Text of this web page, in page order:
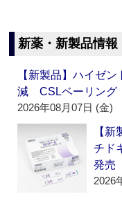
新薬・新製品情報
【新製品】ハイゼ
減 CSLベーリング
2026年08月07日 (金)
【
チド
発売
2026